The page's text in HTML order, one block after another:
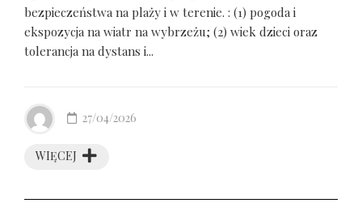
bezpieczeństwa na plaży i w terenie. : (1) pogoda i
ekspozycja na wiatr na wybrzeżu; (2) wiek dzieci oraz
tolerancja na dystans i...
WIĘCEJ
27/04/2026